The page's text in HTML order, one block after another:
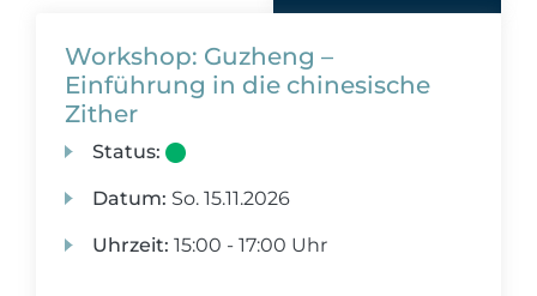
Workshop: Guzheng –
Einführung in die chinesische
Zither
Status:
Datum: So. 15.11.2026
Uhrzeit: 15:00 - 17:00 Uhr